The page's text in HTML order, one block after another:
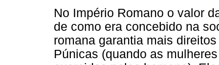
No Império Romano o valor
de como era concebido na
romana garantia mais
Púnicas (quando as